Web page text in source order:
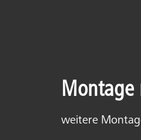
Montage
weitere